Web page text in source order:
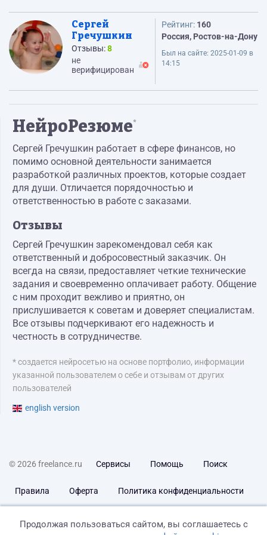
Сергей
Гречушкин
Отзывы:8
не
верифицирован
Рейтинг: 160
Россия, Ростов-на-Дону
Был на сайте:2025-01-09 в
14:15
НейроРезюме*
Сергей Гречушкин работает в сфере финансов, но
помимо основной деятельности занимается
разработкой различных проектов, которые создает
для души. Отличается порядочностью и
ответственностью в работе с заказами.
Отзывы
Сергей Гречушкин зарекомендовал себя как
ответственный и добросовестный заказчик. Он
всегда на связи, предоставляет четкие технические
задания и своевременно оплачивает работу. Общение
с ним проходит вежливо и приятно, он
прислушивается к советам и доверяет специалистам.
Все отзывы подчеркивают его надежность и
честность в сотрудничестве.
* создается нейросетью на основе портфолио, информации
указанной пользователем о себе и отзывам от других
пользователей
english version
© 2026 freelance.ru Сервисы Помощь Поиск
Правила Оферта Политика конфиденциальности
Продолжая пользоваться сайтом, вы соглашаетесь с